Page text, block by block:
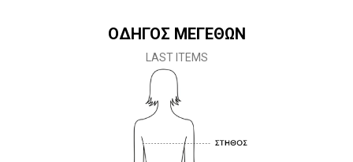
ΟΔΗΓΟΣ ΜΕΓΕΘΩΝ
LAST ITEMS